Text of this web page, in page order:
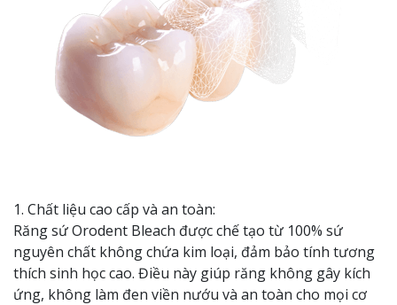
1. Chất liệu cao cấp và an toàn:
Răng sứ Orodent Bleach được chế tạo từ 100% sứ
nguyên chất không chứa kim loại, đảm bảo tính tương
thích sinh học cao. Điều này giúp răng không gây kích
ứng, không làm đen viền nướu và an toàn cho mọi cơ